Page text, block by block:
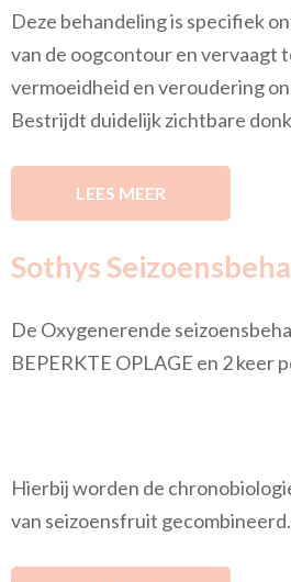
Deze behandeling is specifiek
van de oogcontour en vervaagt
vermoeidheid en veroudering
Bestrijdt duidelijk zichtbare
LEES MEER
Sothys
De Oxygenerende
BEPERKTE OPLAGE en 2 keer
Hierbij worden de
van seizoensfruit